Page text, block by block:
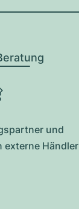
und
externe Händler